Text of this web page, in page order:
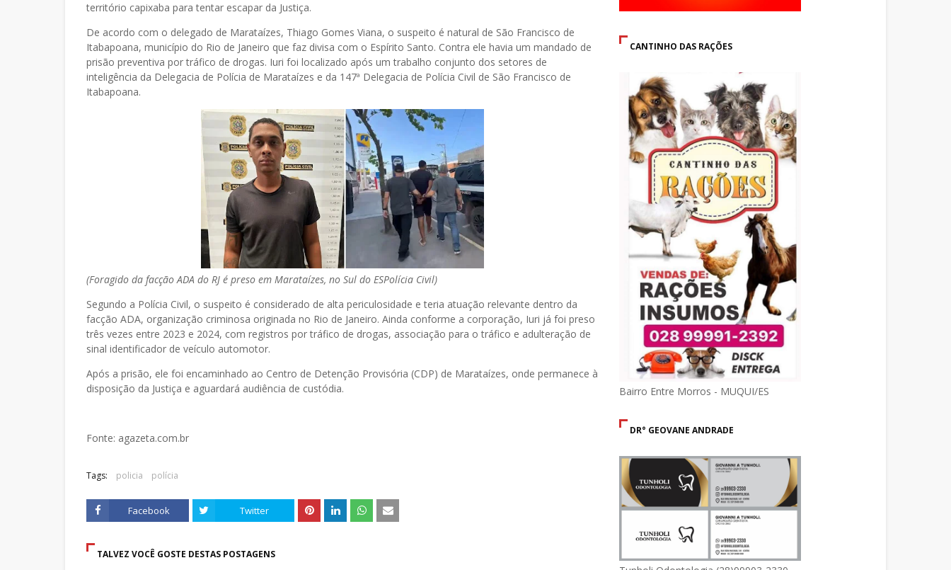
território capixaba para tentar escapar da Justiça.
De acordo com o delegado de Marataízes, Thiago Gomes Viana, o suspeito é natural de São Francisco de
Itabapoana, município do Rio de Janeiro que faz divisa com o Espírito Santo. Contra ele havia um mandado de
prisão preventiva por tráfico de drogas. Iuri foi localizado após um trabalho conjunto dos setores de
inteligência da Delegacia de Polícia de Marataízes e da 147ª Delegacia de Polícia Civil de São Francisco de
Itabapoana.
(Foragido da facção ADA do RJ é preso em Marataízes, no Sul do ESPolícia Civil)
Segundo a Polícia Civil, o suspeito é considerado de alta periculosidade e teria atuação relevante dentro da
facção ADA, organização criminosa originada no Rio de Janeiro. Ainda conforme a corporação, Iuri já foi preso
três vezes entre 2023 e 2024, com registros por tráfico de drogas, associação para o tráfico e adulteração de
sinal identificador de veículo automotor.
Após a prisão, ele foi encaminhado ao Centro de Detenção Provisória (CDP) de Marataízes, onde permanece à
disposição da Justiça e aguardará audiência de custódia.
Fonte: agazeta.com.br
Tags: policia polícia
Facebook Twitter
TALVEZ VOCÊ GOSTE DESTAS POSTAGENS
CANTINHO DAS RAÇÕES
Bairro Entre Morros - MUQUI/ES
DR° GEOVANE ANDRADE